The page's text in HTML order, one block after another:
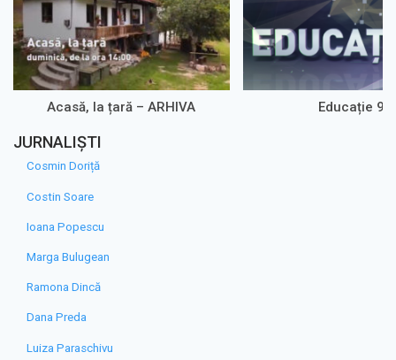
Acasă, la țară – ARHIVA Educație 9
JURNALIȘTI
Cosmin Doriță
Costin Soare
Ioana Popescu
Marga Bulugean
Ramona Dincă
Dana Preda
Luiza Paraschivu